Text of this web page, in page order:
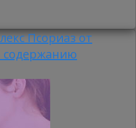
Псориаз от
содержанию